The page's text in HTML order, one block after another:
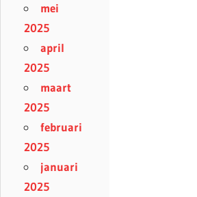
mei
2025
april
2025
maart
2025
februari
2025
januari
2025